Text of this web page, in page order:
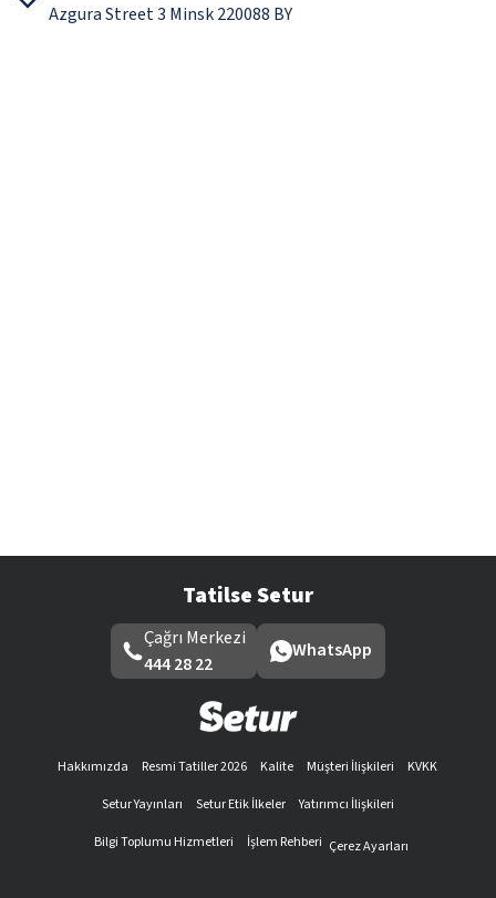
Azgura Street 3 Minsk 220088 BY
Tatilse Setur
Çağrı Merkezi
444 28 22
WhatsApp
Hakkımızda Resmi Tatiller 2026 Kalite Müşteri İlişkileri
KVKK
Setur Yayınları
Setur Etik İlkeler
Yatırımcı İlişkileri
Bilgi Toplumu Hizmetleri
İşlem Rehberi Çerez Ayarları